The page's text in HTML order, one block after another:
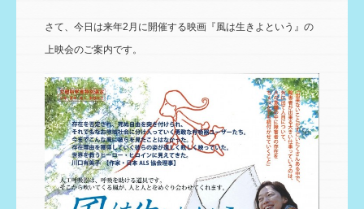
さて、今日は来年2月に開催する映画『風は生きよという』の
上映会のご案内です。